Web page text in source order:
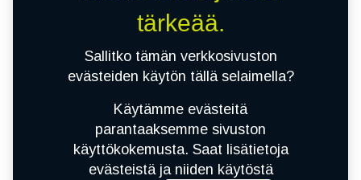
tärkeää.
Sallitko tämän verkkosivuston
evästeiden käytön tällä selaimella?
Käytämme evästeitä
parantaaksemme sivuston
käyttökokemusta. Saat lisätietoja
evästeistä ja niiden käytöstä